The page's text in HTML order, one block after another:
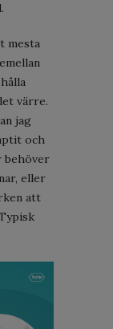
mesta
värre.
jag
och
behöver
eller
att